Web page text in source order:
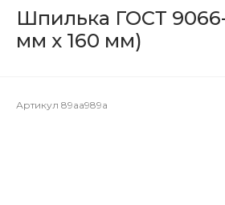
Шпилька ГОСТ
мм х 160 мм)
Артикул 89aa989a